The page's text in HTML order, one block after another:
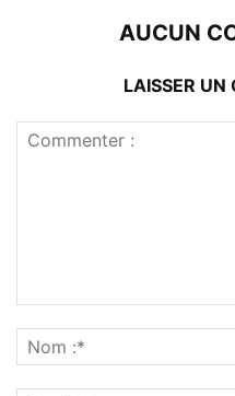
AUCUN
LAISSER UN